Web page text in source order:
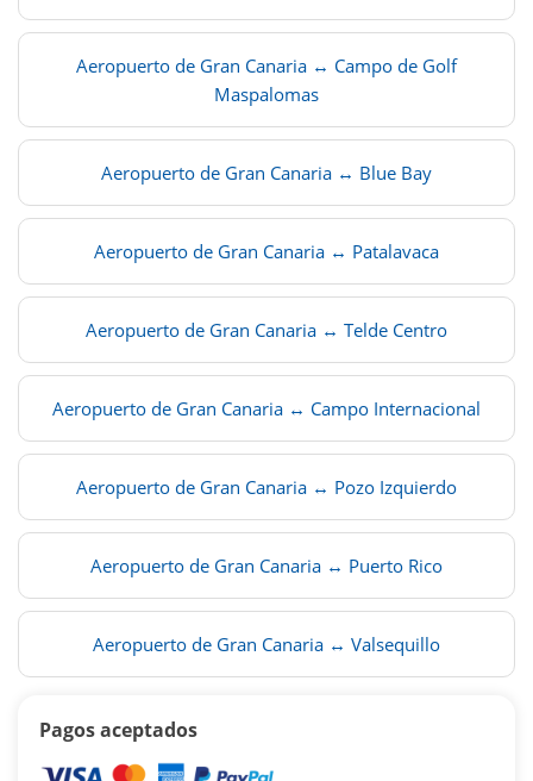
Aeropuerto de Gran Canaria ↔ Campo de Golf
Maspalomas
Aeropuerto de Gran Canaria ↔ Blue Bay
Aeropuerto de Gran Canaria ↔ Patalavaca
Aeropuerto de Gran Canaria ↔ Telde Centro
Aeropuerto de Gran Canaria ↔ Campo Internacional
Aeropuerto de Gran Canaria ↔ Pozo Izquierdo
Aeropuerto de Gran Canaria ↔ Puerto Rico
Aeropuerto de Gran Canaria ↔ Valsequillo
Pagos aceptados